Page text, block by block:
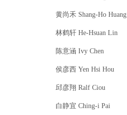
黄尚禾 Shang-Ho Huang
林鹤轩 He-Hsuan Lin
陈意涵 Ivy Chen
侯彦西 Yen Hsi Hou
邱彦翔 Ralf Ciou
白静宜 Ching-i Pai